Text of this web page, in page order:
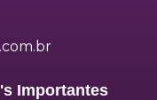
Importantes